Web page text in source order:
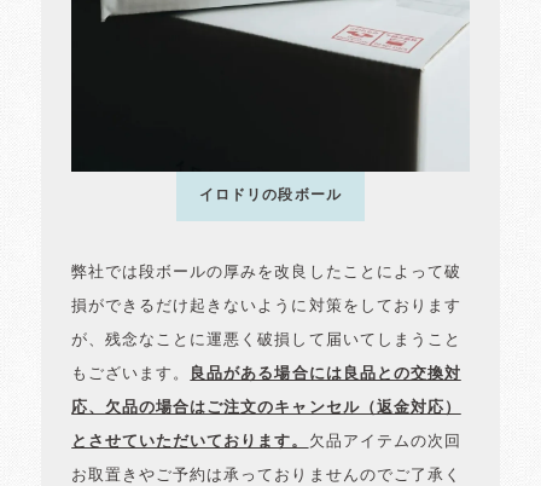
イロドリの段ボール
弊社では段ボールの厚みを改良したことによって破
損ができるだけ起きないように対策をしております
が、残念なことに運悪く破損して届いてしまうこと
もございます。 良品がある場合には良品との交換対
応、欠品の場合はご注文のキャンセル（返金対応）
とさせていただいております。 欠品アイテムの次回
お取置きやご予約は承っておりませんのでご了承く